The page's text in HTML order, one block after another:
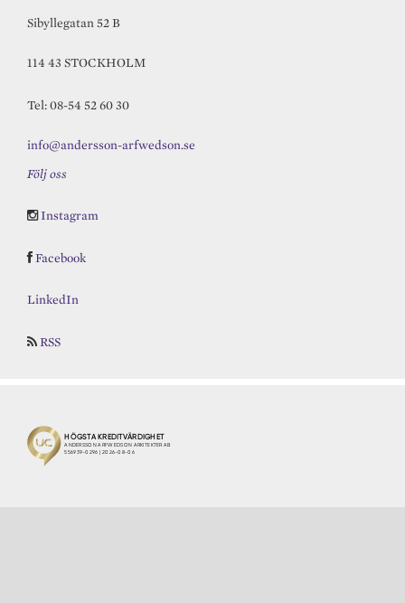
Sibyllegatan 52 B
114 43 STOCKHOLM
Tel: 08-54 52 60 30
info@andersson-arfwedson.se
Följ oss
Instagram
Facebook
LinkedIn
RSS